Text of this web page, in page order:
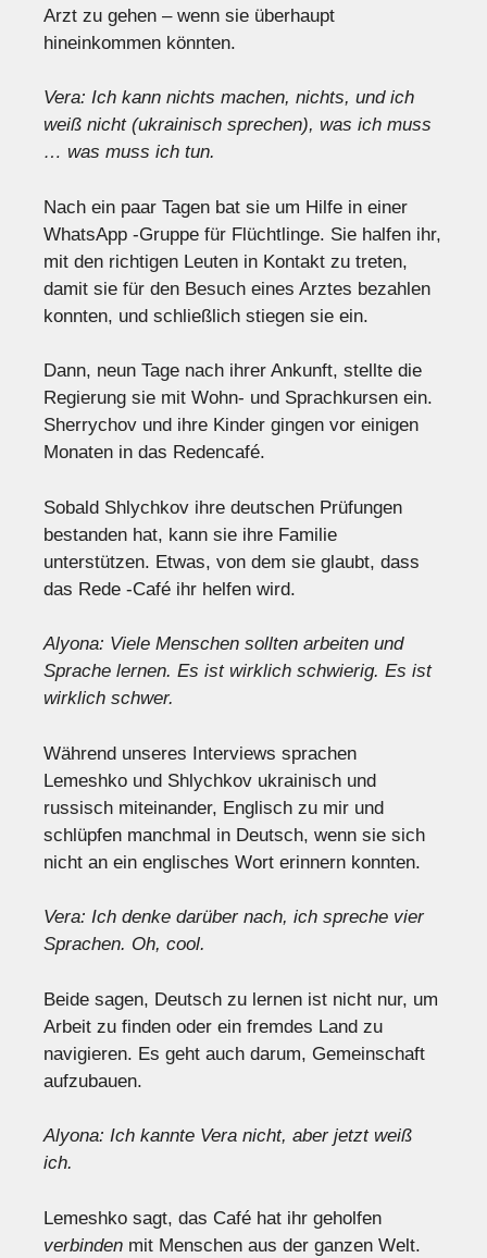
Arzt zu gehen – wenn sie überhaupt
hineinkommen könnten.
Vera: Ich kann nichts machen, nichts, und ich
weiß nicht (ukrainisch sprechen), was ich muss
… was muss ich tun.
Nach ein paar Tagen bat sie um Hilfe in einer
WhatsApp -Gruppe für Flüchtlinge. Sie halfen ihr,
mit den richtigen Leuten in Kontakt zu treten,
damit sie für den Besuch eines Arztes bezahlen
konnten, und schließlich stiegen sie ein.
Dann, neun Tage nach ihrer Ankunft, stellte die
Regierung sie mit Wohn- und Sprachkursen ein.
Sherrychov und ihre Kinder gingen vor einigen
Monaten in das Redencafé.
Sobald Shlychkov ihre deutschen Prüfungen
bestanden hat, kann sie ihre Familie
unterstützen. Etwas, von dem sie glaubt, dass
das Rede -Café ihr helfen wird.
Alyona: Viele Menschen sollten arbeiten und
Sprache lernen. Es ist wirklich schwierig. Es ist
wirklich schwer.
Während unseres Interviews sprachen
Lemeshko und Shlychkov ukrainisch und
russisch miteinander, Englisch zu mir und
schlüpfen manchmal in Deutsch, wenn sie sich
nicht an ein englisches Wort erinnern konnten.
Vera: Ich denke darüber nach, ich spreche vier
Sprachen. Oh, cool.
Beide sagen, Deutsch zu lernen ist nicht nur, um
Arbeit zu finden oder ein fremdes Land zu
navigieren. Es geht auch darum, Gemeinschaft
aufzubauen.
Alyona: Ich kannte Vera nicht, aber jetzt weiß
ich.
Lemeshko sagt, das Café hat ihr geholfen
verbinden mit Menschen aus der ganzen Welt.